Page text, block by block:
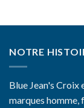
NOTRE
Blue Jean's Croix
marques homme,